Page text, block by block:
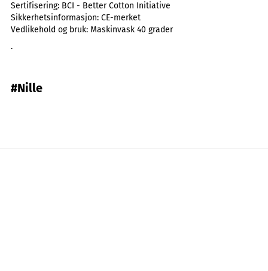
Sertifisering: BCI - Better Cotton Initiative
Sikkerhetsinformasjon: CE-merket
Vedlikehold og bruk: Maskinvask 40 grader
.
#Nille